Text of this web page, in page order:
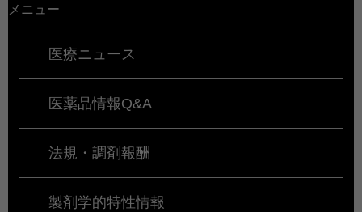
メニュー
医療ニュース
医薬品情報Q&A
法規・調剤報酬
製剤学的特性情報